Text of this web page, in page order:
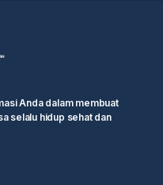
Anda dalam membuat
selalu hidup sehat dan